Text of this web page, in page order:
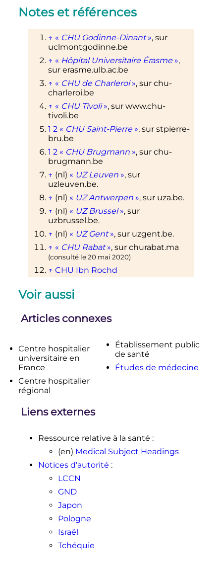
Notes et références
↑ « CHU Godinne-Dinant », sur
uclmontgodinne.be
↑ « Hôpital Universitaire Érasme »,
sur erasme.ulb.ac.be
↑ « CHU de Charleroi », sur chu-
charleroi.be
↑ « CHU Tivoli », sur www.chu-
tivoli.be
1 2 « CHU Saint-Pierre », sur stpierre-
bru.be
1 2 « CHU Brugmann », sur chu-
brugmann.be
↑ (nl) « UZ Leuven », sur
uzleuven.be.
↑ (nl) « UZ Antwerpen », sur uza.be.
↑ (nl) « UZ Brussel », sur
uzbrussel.be.
↑ (nl) « UZ Gent », sur uzgent.be.
↑ « CHU Rabat », sur churabat.ma
(consulté le20 mai 2020)
↑ CHU Ibn Rochd
↑CHU Hassan II
↑CHU Mohammed VI - Oujda
de Nabeul et de Bizerte seront
transformés en CHU (ministère)
Maghreb Emergent , 8 mai 2013
↑« Tunisie: Les hôpitaux régionaux
de Nabeul et de Bizerte transformés
2013 (lire en ligne
2018).
Voir aussi
Articles connexes
Centre hospitalier
universitaire en
France
Centre hospitalier
régional
Établissement public
de santé
Études de médecine
Liens externes
Ressource relative à la santé :
(en) Medical Subject Headings
Notices d'autorité :
LCCN
GND
Japon
Pologne
Israël
Tchéquie